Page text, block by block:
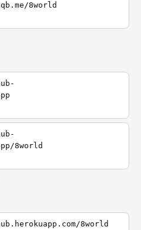
8world
8world
8world